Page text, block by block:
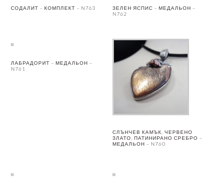
СОДАЛИТ – КОМПЛЕКТ – N763
ЗЕЛЕН ЯСПИС – МЕДАЛЬОН –
N762
ЛАБРАДОРИТ – МЕДАЛЬОН –
N761
СЛЪНЧЕВ КАМЪК, ЧЕРВЕНО
ЗЛАТО, ПАТИНИРАНО СРЕБРО –
МЕДАЛЬОН – N760